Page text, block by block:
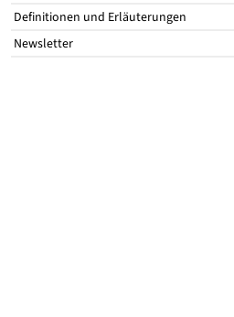
Definitionen und Erläuterungen
Newsletter